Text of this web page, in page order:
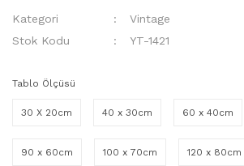
Kategori
Vintage
Stok Kodu
YT-1421
Tablo Ölçüsü
30 X 20cm 40 x 30cm 60 x 40cm
90 x 60cm 100 x 70cm 120 x 80cm